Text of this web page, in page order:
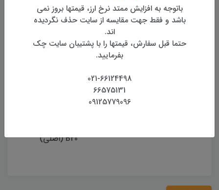
محصولات مرتبط
B20 (اصلی)
باتوجه به افزایش ممتد نرخ ارز، قیمتها بروز نمی
باشد و فقط جهت مقایسه از سایت حذف نگردیده
اند.
حتما قبل سفارش، قیمتها را با پشتیبان سایت چک
بفرمایید.
021-66124498
66575131
09125779096